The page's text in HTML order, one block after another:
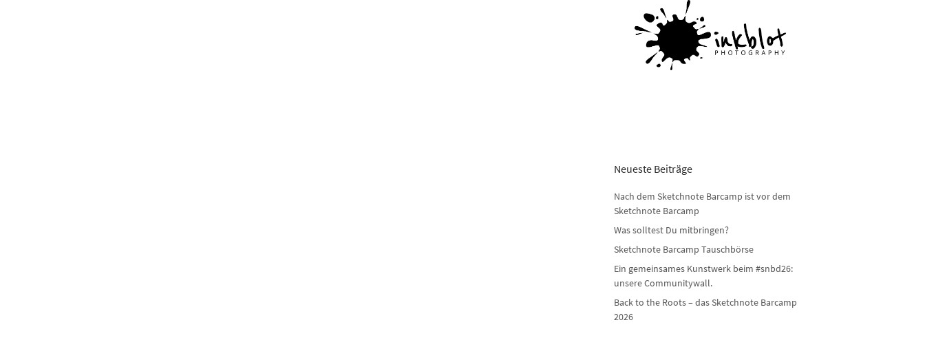
Neueste Beiträge
Nach dem Sketchnote Barcamp ist vor dem
Sketchnote Barcamp
Was solltest Du mitbringen?
Sketchnote Barcamp Tauschbörse
Ein gemeinsames Kunstwerk beim #snbd26:
unsere Communitywall.
Back to the Roots – das Sketchnote Barcamp
2026